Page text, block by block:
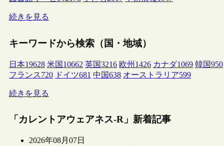
続きを見る
キーワードから検索（国・地域）
日本19628 米国 10662 英国3216 欧州 1426 カナダ1069 韓国950
フランス720 ドイツ681 中国638 オーストラリア599
続きを見る
「カレントアウェアネス-R」新着記事
2026年08月07日